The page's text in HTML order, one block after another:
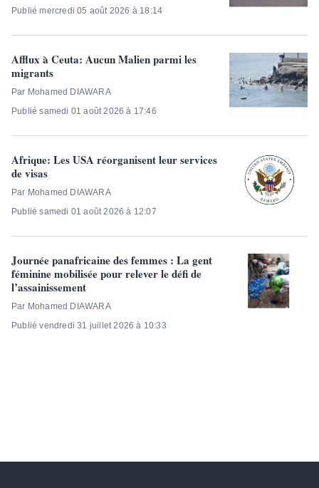
Publié mercredi 05 août 2026 à 18:14
Afflux à Ceuta: Aucun Malien parmi les
migrants
Par Mohamed DIAWARA
Publié samedi 01 août 2026 à 17:46
Afrique: Les USA réorganisent leur services
de visas
Par Mohamed DIAWARA
Publié samedi 01 août 2026 à 12:07
Journée panafricaine des femmes : La gent
féminine mobilisée pour relever le défi de
l’assainissement
Par Mohamed DIAWARA
Publié vendredi 31 juillet 2026 à 10:33